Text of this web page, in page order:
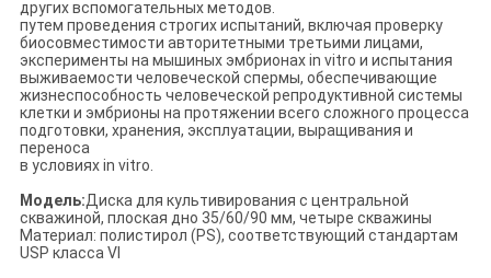
других вспомогательных методов.
путем проведения строгих испытаний, включая проверку
биосовместимости авторитетными третьими лицами,
эксперименты на мышиных эмбрионах in vitro и испытания
выживаемости человеческой спермы, обеспечивающие
жизнеспособность человеческой репродуктивной системы
клетки и эмбрионы на протяжении всего сложного процесса
подготовки, хранения, эксплуатации, выращивания и
переноса
в условиях in vitro.
Модель:Диска для культивирования с центральной
скважиной, плоская дно 35/60/90 мм, четыре скважины
Материал: полистирол (PS), соответствующий стандартам
USP класса VI